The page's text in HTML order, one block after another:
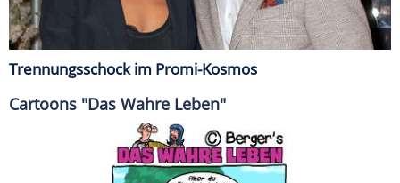
Trennungsschock im Promi-Kosmos
Cartoons "Das Wahre Leben"